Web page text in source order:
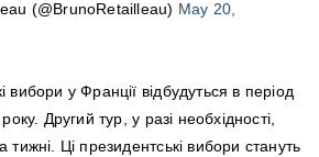
(@BrunoRetailleau) May 20,
вибори у Франції відбудуться в період
Другий тур, у разі необхідності,
тижні. Ці президентські вибори стануть